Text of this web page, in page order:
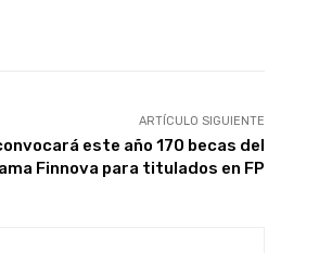
ARTÍCULO SIGUIENTE
este año 170 becas del
Finnova para titulados en FP